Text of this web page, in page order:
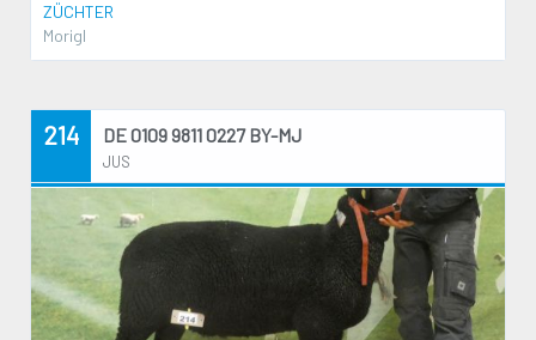
ZÜCHTER
Morigl
214 DE 0109 9811 0227 BY-MJ
JUS